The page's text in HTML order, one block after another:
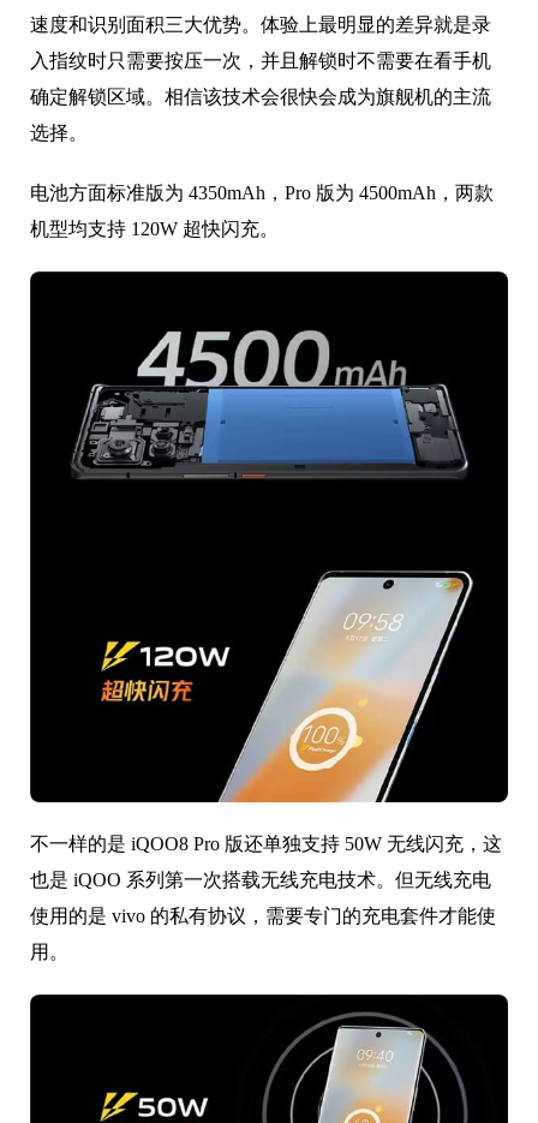
速度和识别面积三大优势。体验上最明显的差异就是录
入指纹时只需要按压一次，并且解锁时不需要在看手机
确定解锁区域。相信该技术会很快会成为旗舰机的主流
选择。
电池方面标准版为 4350mAh，Pro 版为 4500mAh，两款
机型均支持 120W 超快闪充。
不一样的是 iQOO8 Pro 版还单独支持 50W 无线闪充，这
也是 iQOO 系列第一次搭载无线充电技术。但无线充电
使用的是 vivo 的私有协议，需要专门的充电套件才能使
用。